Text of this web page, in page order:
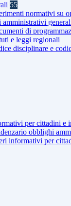
55
normativi su
amministrativi
di
e leggi regionali
disciplinare e
per cittadini e
obblighi
informativi per